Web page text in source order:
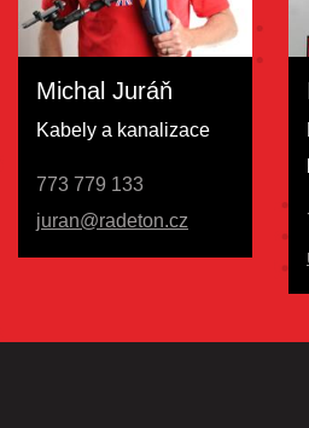
Michal Juráň
Kabely a kanalizace
773 779 133
juran@radeton.cz